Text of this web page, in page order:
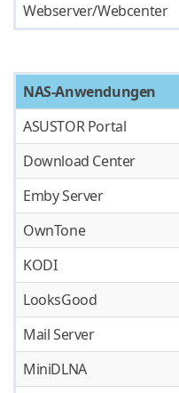
Webserver/Webcenter
NAS-Anwendungen
ASUSTOR Portal
Download Center
Emby Server
OwnTone
KODI
LooksGood
Mail Server
MiniDLNA